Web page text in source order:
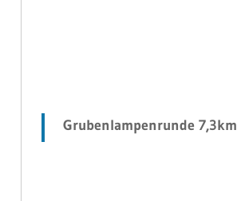
Grubenlampenrunde 7,3km